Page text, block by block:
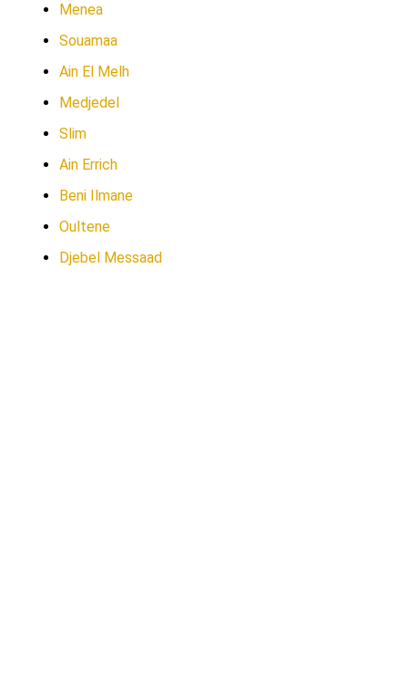
Menea
Souamaa
Ain El Melh
Medjedel
Slim
Ain Errich
Beni Ilmane
Oultene
Djebel Messaad